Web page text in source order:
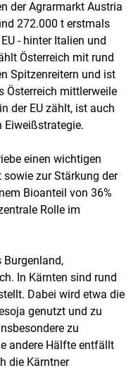
der Agrarmarkt Austria
272.000 t erstmals
- hinter Italien und
Österreich mit rund
Spitzenreitern und ist
Österreich mittlerweile
der EU zählt, ist auch
Eiweißstrategie.
einen wichtigen
zur Stärkung der
Bioanteil von 36%
Rolle im
In Kärnten sind rund
Dabei wird etwa die
genutzt und zu
zu
andere Hälfte entfällt
die Kärntner